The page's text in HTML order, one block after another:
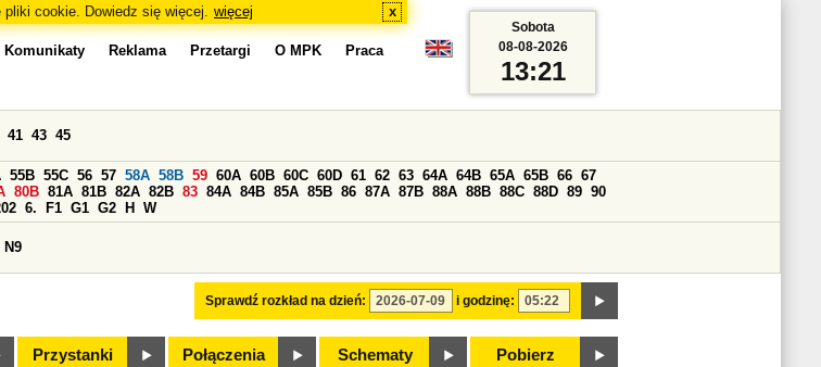
cookie. Dowiedz się więcej. więcej x
Komunikaty Reklama Przetargi O MPK Praca
Sprawdź rozkład na dzień: i godzinę:
41 43 45
55B 55C 56 57 58A 58B 59 60A 60B 60C 60D 61 62 63 64A 64B 65A 65B 66 67
80B 81A 81B 82A 82B 83 84A 84B 85A 85B 86 87A 87B 88A 88B 88C 88D 89 90
6. F1 G1 G2 H W
N9
Przystanki Połączenia Schematy Pobierz
Sobota
08-08-2026
13:21